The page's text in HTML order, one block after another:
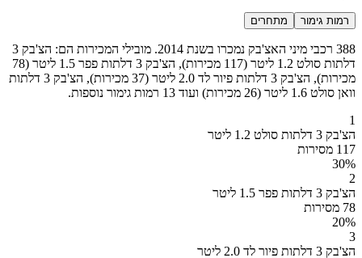
רמות גימור מתחרים
388 רכבי מיני האצ'בק נמכרו בשנת 2014. מובילי המכירות הם: הצ'בק 3
דלתות סולט 1.2 ליטר (117 מכירות), הצ'בק 3 דלתות פפר 1.5 ליטר (78
מכירות), הצ'בק 3 דלתות פיור לד 2.0 ליטר (37 מכירות), הצ'בק 3 דלתות
וואן סולט 1.6 ליטר (26 מכירות) ועוד 13 רמות גימור נוספות.
1
הצ'בק 3 דלתות סולט 1.2 ליטר
117 מסירות
30%
2
הצ'בק 3 דלתות פפר 1.5 ליטר
78 מסירות
20%
3
הצ'בק 3 דלתות פיור לד 2.0 ליטר